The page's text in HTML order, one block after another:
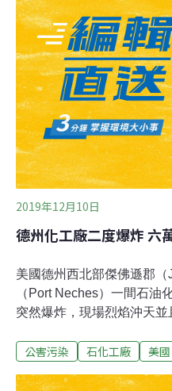
09分撲減。火場發生原因正
2019年12月10日
德州化工廠二度爆炸 六
美國德州西北部傑佛遜郡
（Port Neches）一間石油
突然爆炸，現場烈焰沖天
工廠屬於TPC集團（TPC
公害污染 石化工廠 美國